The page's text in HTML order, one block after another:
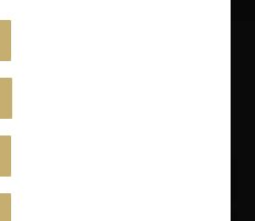
Montag bis Freitag, 08.00
71 11